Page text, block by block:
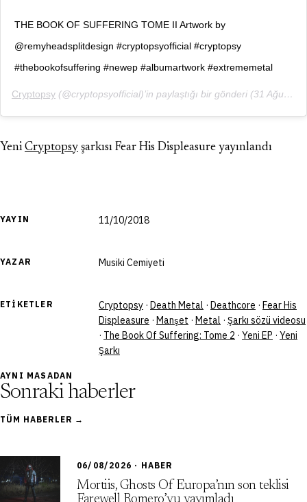
YAYIN 11/10/2018
YAZAR Musiki Cemiyeti
ETIKETLER Cryptopsy · Death Metal · Deathcore · Fear His
Displeasure · Manşet · Metal · Şarkı sözü videosu
· The Book Of Suffering: Tome 2 · Yeni EP · Yeni
Şarkı
THE BOOK OF SUFFERING TOME II Artwork by
@remyheadsplitdesign #cryptopsyofficial #cryptopsy
#thebookofsuffering #newep #albumartwork #extrememetal
Cryptopsy (@cryptopsyofficial)’in paylaştığı bir gönderi (31 Ağu, 2018, 5:12öö PDT
Yeni Cryptopsy şarkısı Fear His Displeasure yayınlandı
AYNI MASADAN
Sonraki haberler
TÜM HABERLER →
06/08/2026 · HABER
Mortiis, Ghosts Of Europa’nın son teklisi